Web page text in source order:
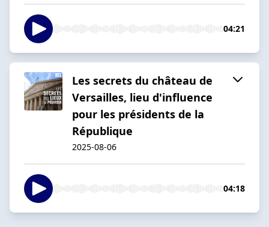
04:21
Les secrets du château de
Versailles, lieu d'influence
pour les présidents de la
République
2025-08-06
04:18